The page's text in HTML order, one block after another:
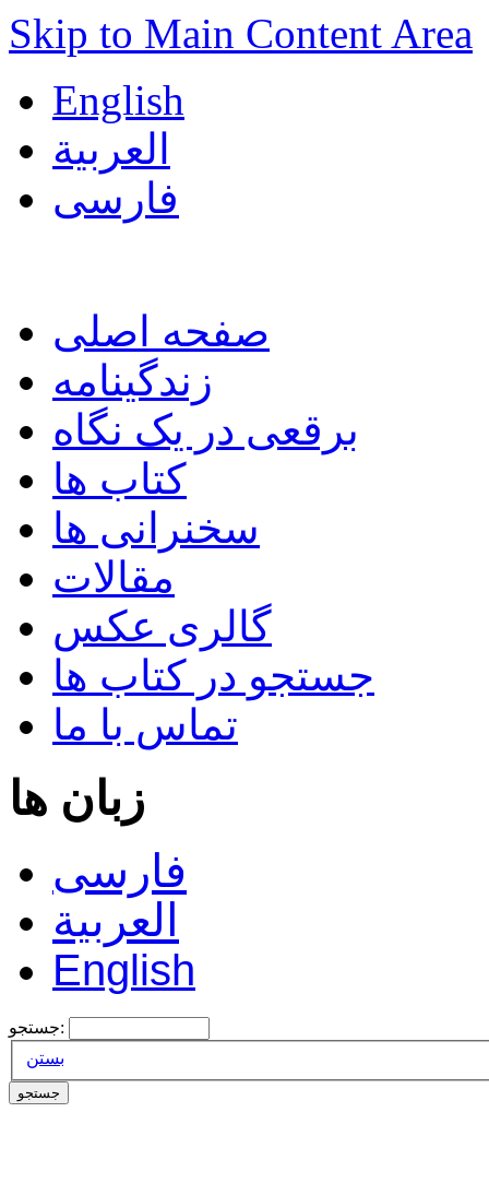
Skip to Main Content Area
English
العربية
فارسی
صفحه اصلی
زندگینامه
برقعی در یک نگاه
کتاب ها
سخنرانی ها
مقالات
گالری عکس
جستجو در کتاب ها
تماس با ما
زبان ها
فارسی
العربية
English
جستجو:
بستن